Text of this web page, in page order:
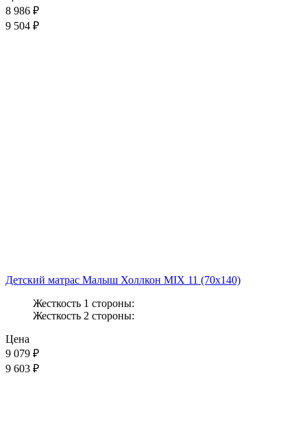
8 986 ₽
9 504 ₽
Детский матрас Малыш Холлкон MIX 11 (70x140)
Жесткость 1 стороны:
Жесткость 2 стороны:
Цена
9 079 ₽
9 603 ₽